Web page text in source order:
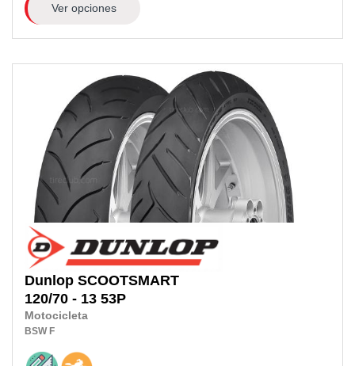
Ver opciones
Dunlop SCOOTSMART
120/70 - 13 53P
Motocicleta
BSW F